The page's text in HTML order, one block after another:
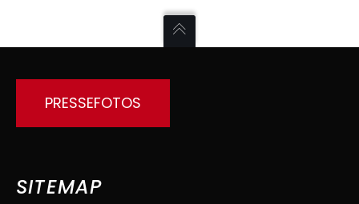
PRESSEFOTOS
SITEMAP